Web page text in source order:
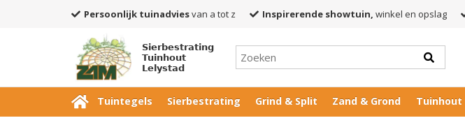
Persoonlijk tuinadviesvan a tot z Inspirerende showtuin, winkel en opslag
Sierbestrating
Tuinhout
Lelystad
Tuintegels Sierbestrating Grind & Split Zand & Grond Tuinhout